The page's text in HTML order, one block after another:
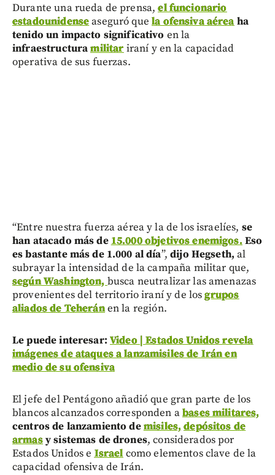
Durante una rueda de prensa,el funcionario
estadounidenseaseguró quela ofensiva aérea ha
tenido un impacto significativo en la
infraestructuramilitar iraní y en la capacidad
operativa de sus fuerzas.
“Entre nuestra fuerza aérea y la de los israelíes, se
han atacado más de 15.000 objetivos enemigos. Eso
es bastante más de 1.000 al día”,dijo Hegseth,al
subrayar la intensidad de la campaña militar que,
según Washington, busca neutralizar las amenazas
provenientes del territorio iraní y de losgrupos
aliados de Teheránen la región.
Le puede interesar: Video | Estados Unidos revela
imágenes de ataques a lanzamisiles de Irán en
medio de su ofensiva
El jefe del Pentágono añadió que gran parte de los
blancos alcanzados corresponden abases militares,
centros de lanzamiento demisiles, depósitos de
armasy sistemas de drones, considerados por
Estados Unidos e Israel como elementos clave de la
capacidad ofensiva de Irán.